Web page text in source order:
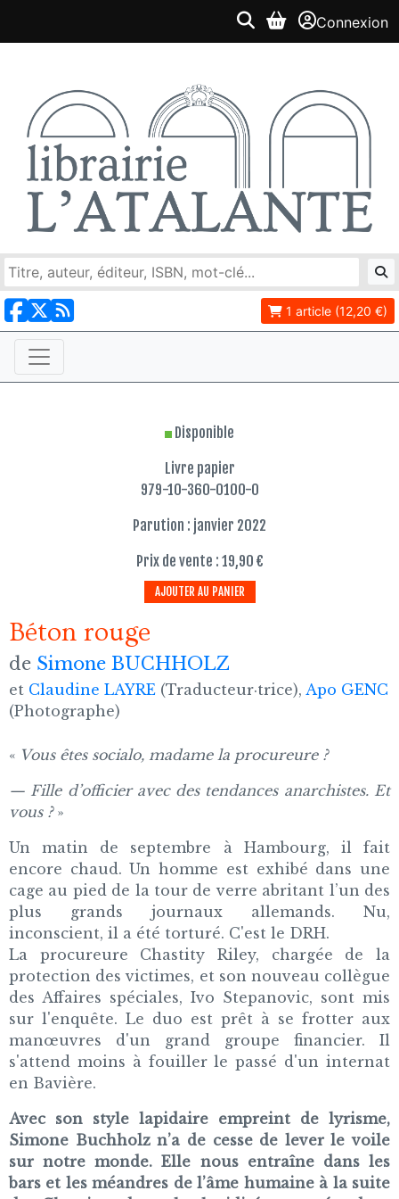
Connexion
1 article (12,20 €)
Disponible
Livre papier
979-10-360-0100-0
Parution : janvier 2022
Prix de vente : 19,90 €
AJOUTER AU PANIER
Béton rouge
de Simone BUCHHOLZ
et Claudine LAYRE (Traducteur·trice), Apo GENC
(Photographe)
« Vous êtes socialo, madame la procureure ?
— Fille d’officier avec des tendances anarchistes. Et
vous ?»
Un matin de septembre à Hambourg, il fait
encore chaud. Un homme est exhibé dans une
cage au pied de la tour de verre abritant l’un des
plus grands journaux allemands. Nu,
inconscient, il a été torturé. C'est le DRH.
La procureure Chastity Riley, chargée de la
protection des victimes, et son nouveau collègue
des Affaires spéciales, Ivo Stepanovic, sont mis
sur l'enquête. Le duo est prêt à se frotter aux
manœuvres d'un grand groupe financier. Il
s'attend moins à fouiller le passé d'un internat
en Bavière.
Avec son style lapidaire empreint de lyrisme,
Simone Buchholz n’a de cesse de lever le voile
sur notre monde. Elle nous entraîne dans les
bars et les méandres de l’âme humaine à la suite